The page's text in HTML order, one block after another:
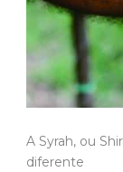
A Syrah, ou
diferente